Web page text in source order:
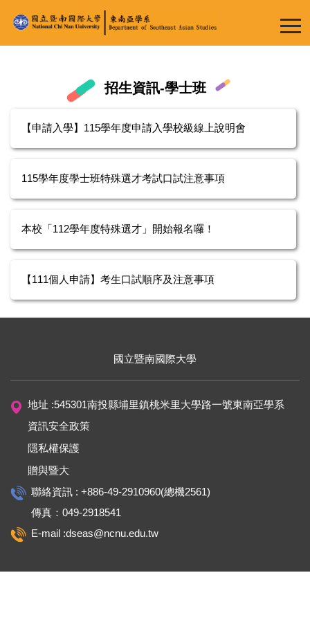
到
主
招生資訊-學士班
【申請入學】115學年度申請入學校級線上說明會
115學年度學士班特殊選才考試口試注意事項
本校「112學年度特殊選才」開始報名囉！
【111個人申請】考生口試順序及注意事項
國立暨南國際大學
地址 :545301南投縣埔里鎮桃米里大學路一號東南亞學系
資訊安全政策
隱私權保護
贈與暨大
聯絡資訊 : +886-49-2910960(總機2561)
傳真：049-2918541
E-mail :dseas@ncnu.edu.tw